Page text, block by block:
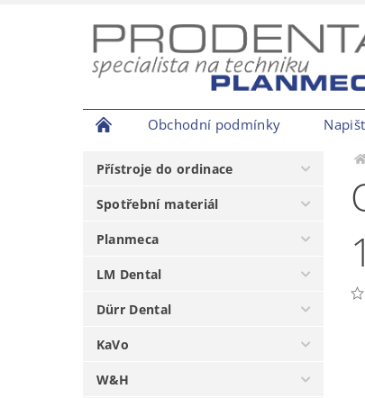
Obchodní podmínky
Přístroje do ordinace
Spotřební materiál
Planmeca
LM Dental
Dürr Dental
KaVo
W&H